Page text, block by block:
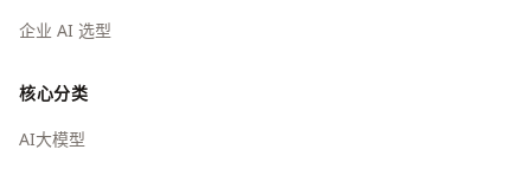
企业 AI 选型
核心分类
AI大模型